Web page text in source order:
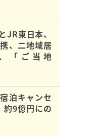
JR東日本、
、二地域居
「ご当地
泊キャンセ
約9億円にの